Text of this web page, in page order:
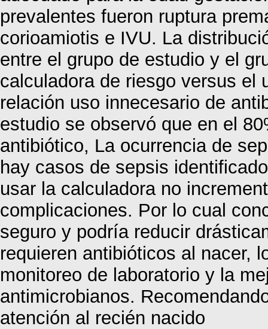
prevalentes fueron ruptura
corioamiotis e IVU. La
entre el grupo de estudio y el
calculadora de riesgo versus el
relación uso innecesario de
estudio se observó que en el
antibiótico, La ocurrencia de
hay casos de sepsis
usar la calculadora no
complicaciones. Por lo cual
seguro y podría reducir
requieren antibióticos al nacer,
monitoreo de laboratorio y la
antimicrobianos.
atención al recién nacido